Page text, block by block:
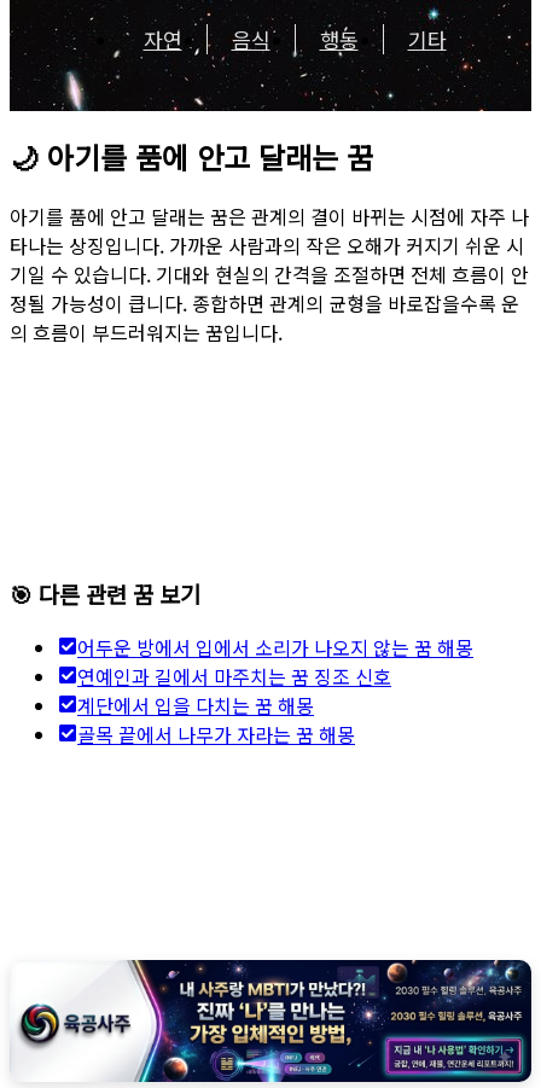
자연 음식 행동 기타
🌙 아기를 품에 안고 달래는 꿈
아기를 품에 안고 달래는 꿈은 관계의 결이 바뀌는 시점에 자주 나
타나는 상징입니다. 가까운 사람과의 작은 오해가 커지기 쉬운 시
기일 수 있습니다. 기대와 현실의 간격을 조절하면 전체 흐름이 안
정될 가능성이 큽니다. 종합하면 관계의 균형을 바로잡을수록 운
의 흐름이 부드러워지는 꿈입니다.
🎯 다른 관련 꿈 보기
어두운 방에서 입에서 소리가 나오지 않는 꿈 해몽
연예인과 길에서 마주치는 꿈 징조 신호
계단에서 입을 다치는 꿈 해몽
골목 끝에서 나무가 자라는 꿈 해몽